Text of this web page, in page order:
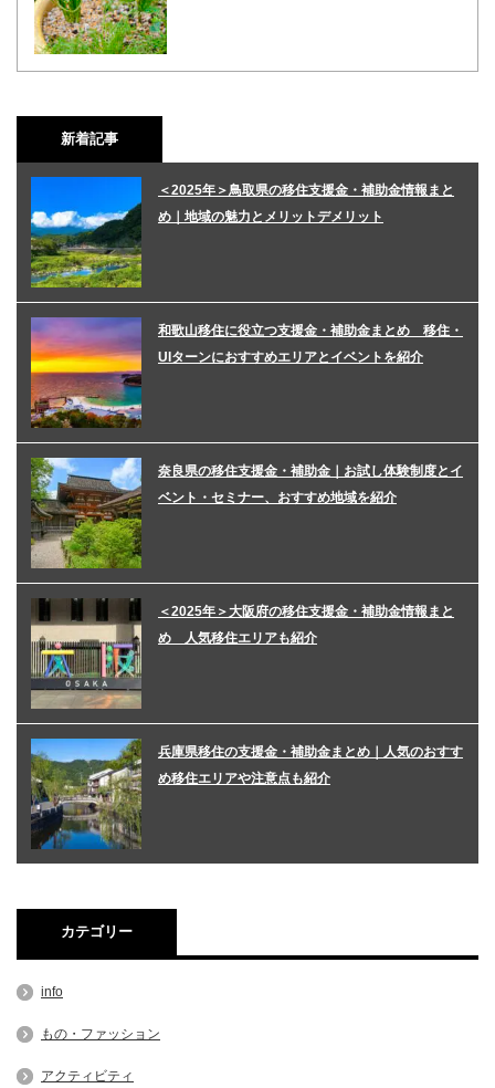
新着記事
＜2025年＞鳥取県の移住支援金・補助金情報まと
め｜地域の魅力とメリットデメリット
和歌山移住に役立つ支援金・補助金まとめ 移住・
UIターンにおすすめエリアとイベントを紹介
奈良県の移住支援金・補助金｜お試し体験制度とイ
ベント・セミナー、おすすめ地域を紹介
＜2025年＞大阪府の移住支援金・補助金情報まと
め 人気移住エリアも紹介
兵庫県移住の支援金・補助金まとめ｜人気のおすす
め移住エリアや注意点も紹介
カテゴリー
info
もの・ファッション
アクティビティ